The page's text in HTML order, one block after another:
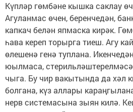
Күпләр гөмбәне кышка саклау
Агуланмас өчен, беренчедән,
капкач белән япмаска кирәк.
һава кереп торырга тиеш. Агу
өлешенә генә туплана.
юылмаса,
чыга. Бу чир вакытында да хәл
болгана, күз аллары
нерв системасына зыян килә.